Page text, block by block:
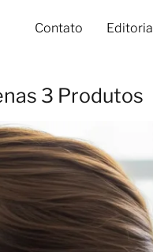
Contato Editoria
3 Produtos